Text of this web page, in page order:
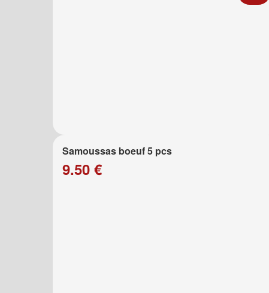
Samoussas boeuf 5 pcs
9.50 €